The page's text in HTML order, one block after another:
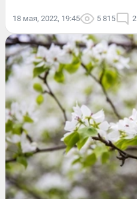
18 мая, 2022, 19:45 5 815 2